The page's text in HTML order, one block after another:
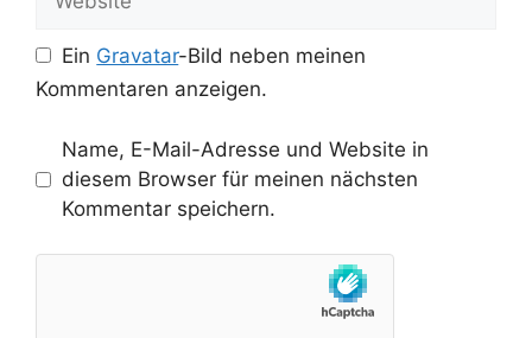
Ein Gravatar-Bild neben meinen
Kommentaren anzeigen.
Name, E-Mail-Adresse und Website in
diesem Browser für meinen nächsten
Kommentar speichern.